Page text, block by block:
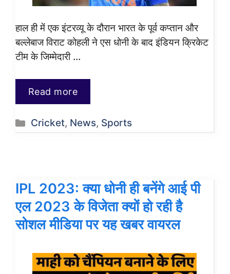
हाल ही में एक इंटरव्यू के दौरान भारत के पूर्व कप्तान और
बल्लेबाज विराट कोहली ने एस धोनी के बाद इंडियन क्रिकेट
टीम के जिम्मेदारी …
Read more
Categories
Cricket, News, Sports
IPL 2023: क्या धोनी ही बनेंगे आई पी
एल 2023 के विजेता क्यों हो रही है
सोशल मीडिया पर यह खबर वायरल